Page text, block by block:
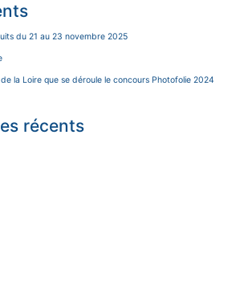
du 21 au 23 novembre 2025
de la Loire que se déroule le concours Photofolie 2024
récents